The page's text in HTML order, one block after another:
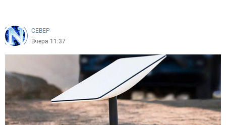
CEВЕР
Вчера 11:37